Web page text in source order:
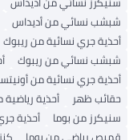
شبشب نسائي من أديداس
أحذية جري نسائية من ريبوك
شبشب نسائي من ريبوك
أحذية جري نسائية من
حقائب ظهر
أحذية رياضية
سنيكرز من بوما
أحذية